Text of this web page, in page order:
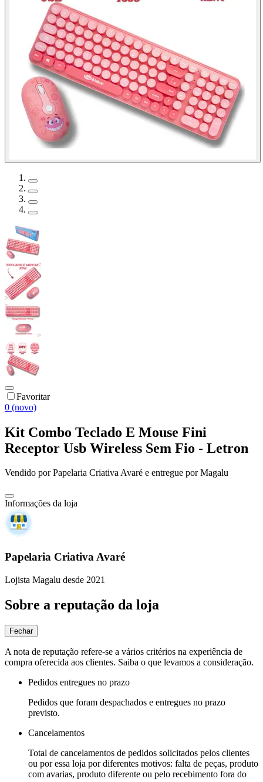
Favoritar
0 (novo)
Kit Combo Teclado E Mouse Fini
Receptor Usb Wireless Sem Fio - Letron
Vendido porPapelaria Criativa Avaré e entregue por Magalu
Informações da loja
Papelaria Criativa Avaré
Lojista Magalu desde 2021
Sobre a reputação da loja
Fechar
A nota de reputação refere-se a vários critérios na experiência de
compra oferecida aos clientes. Saiba o que levamos a consideração.
Pedidos entregues no prazo
Pedidos que foram despachados e entregues no prazo
previsto.
Cancelamentos
Total de cancelamentos de pedidos solicitados pelos clientes
ou por essa loja por diferentes motivos: falta de peças, produto
com avarias, produto diferente ou pelo recebimento fora do